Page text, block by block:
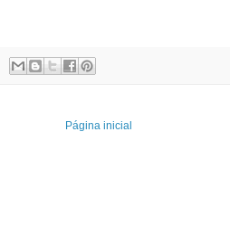
Página inicial